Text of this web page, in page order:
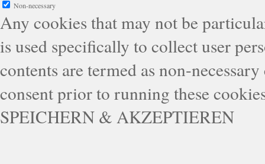
Non-necessary
Any cookies that may not be
is used specifically to collect user
contents are termed as non-
consent prior to running these
SPEICHERN & AKZEPTIEREN